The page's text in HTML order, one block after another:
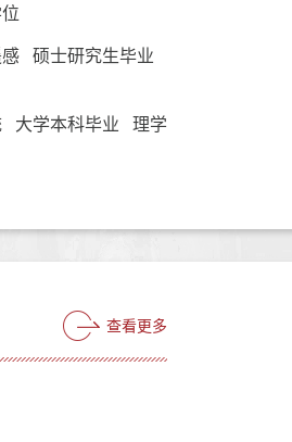
硕士研究生毕业
大学本科毕业 理学
查看更多